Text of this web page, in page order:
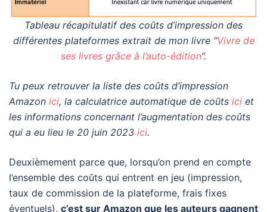
Tableau récapitulatif des coûts d’impression des
différentes plateformes extrait de mon livre “Vivre de
ses livres grâce à l’auto-édition”.
Tu peux retrouver la liste des coûts d’impression
Amazon ici, la calculatrice automatique de coûts ici et
les informations concernant l’augmentation des coûts
qui a eu lieu le 20 juin 2023 ici.
Deuxièmement parce que, lorsqu’on prend en compte
l’ensemble des coûts qui entrent en jeu (impression,
taux de commission de la plateforme, frais fixes
éventuels), c’est sur Amazon que les auteurs gagnent